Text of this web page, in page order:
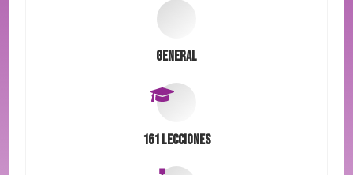
General
161 Lecciones